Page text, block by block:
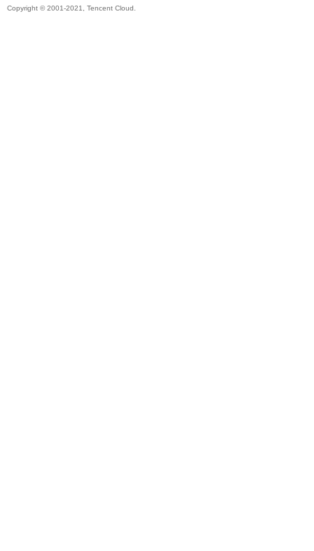
Copyright © 2001-2021, Tencent Cloud.